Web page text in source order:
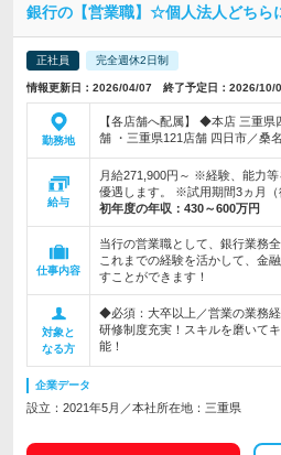
銀行の【営業職】☆個人法人どち
正社員 完全週休2日制
情報更新日：2026/04/07 終了予定日：2026/10/
勤務地
【各店舗へ配属】 ◆本店 三重
舗 ・三重県121店舗 四日市／桑
給与
月給271,900円～ ※経験、能力
優遇します。 ※試用期間3ヵ月（
初年度の年収： 430～600万円
仕事内容
当行の営業職として、銀行業務
これまでの経験を活かして、金
すことができます！
対象と
なる方
◆必須：大卒以上／営業の業務
研修制度充実！スキルを磨いて
能！
企業データ
設立：2021年5月／本社所在地：三重県